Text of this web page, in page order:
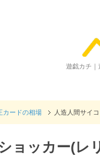
遊戯カチ｜
カードの相場 人造人間サイ
ョッカー(レ